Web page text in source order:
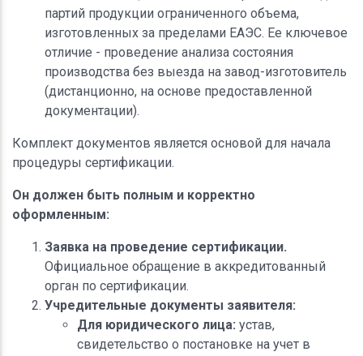
партий продукции ограниченного объема,
изготовленных за пределами ЕАЭС. Ее ключевое
отличие - проведение анализа состояния
производства без выезда на завод-изготовитель
(дистанционно, на основе предоставленной
документации).
Комплект документов является основой для начала
процедуры сертификации.
Он должен быть полным и корректно
оформленным:
Заявка на проведение сертификации.
Официальное обращение в аккредитованный
орган по сертификации.
Учредительные документы заявителя:
Для юридического лица: устав,
свидетельство о постановке на учет в